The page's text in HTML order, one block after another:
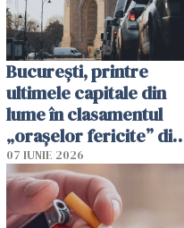
București, printre
ultimele capitale din
lume în clasamentul
„orașelor fericite” din
2026
07 IUNIE 2026